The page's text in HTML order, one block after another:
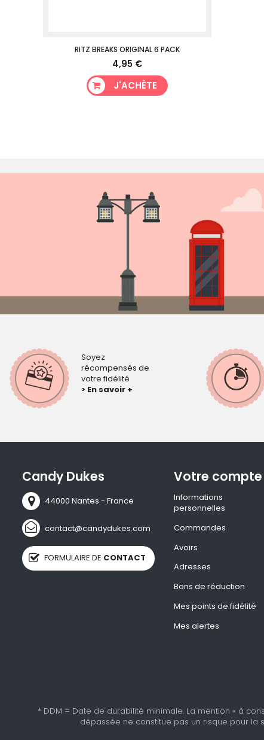
RITZ BREAKS ORIGINAL 6 PACK
4,95 €
J'ACHÈTE
Soyez
récompensés de
votre fidélité
> En savoir +
Candy Dukes
44000 Nantes - France
contact@candydukes.com
FORMULAIRE DE CONTACT
Votre compte
Informations
personnelles
Commandes
Avoirs
Adresses
Bons de réduction
Mes points de fidélité
Mes alertes
* DDM = Date de durabilité minimale. La mention « à
dépassée ne constitue pas un risque pour